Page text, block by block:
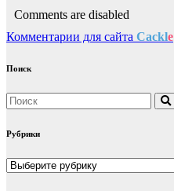
Comments are disabled
Комментарии для сайта Cackle
Поиск
Рубрики
Рубрики